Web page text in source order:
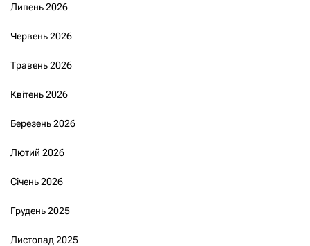
Липень 2026
Червень 2026
Травень 2026
Квітень 2026
Березень 2026
Лютий 2026
Січень 2026
Грудень 2025
Листопад 2025